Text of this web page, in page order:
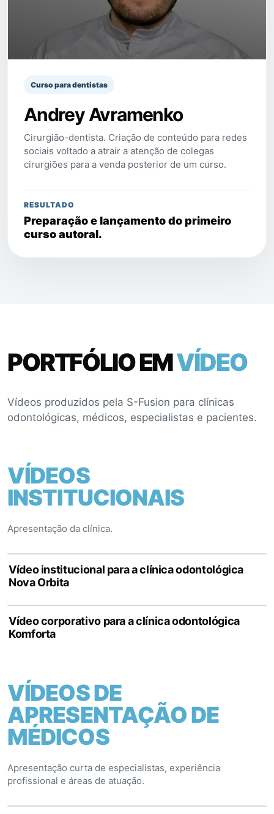
Curso para dentistas
Andrey Avramenko
Cirurgião-dentista. Criação de conteúdo para redes
sociais voltado a atrair a atenção de colegas
cirurgiões para a venda posterior de um curso.
RESULTADO
Preparação e lançamento do primeiro
curso autoral.
PORTFÓLIO EMVÍDEO
Vídeos produzidos pela S-Fusion para clínicas
odontológicas, médicos, especialistas e pacientes.
VÍDEOS
INSTITUCIONAIS
Apresentação da clínica.
Vídeo institucional para a clínica odontológica
Nova Orbita
Vídeo corporativo para a clínica odontológica
Komforta
VÍDEOS DE
APRESENTAÇÃO DE
MÉDICOS
Apresentação curta de especialistas, experiência
profissional e áreas de atuação.